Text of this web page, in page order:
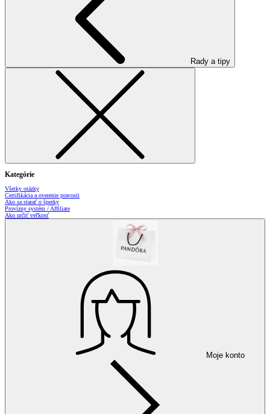
Rady a tipy
Kategórie
Všetky otázky
Certifikácia a overenie pravosti
Ako sa starať o šperky
Provízny systém / Affiliate
Ako určiť veľkosť
Moje konto